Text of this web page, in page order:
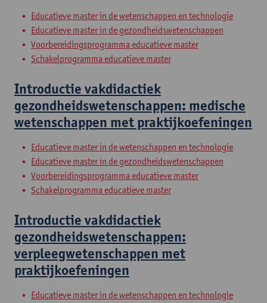
Educatieve master in de wetenschappen en technologie
Educatieve master in de gezondheidswetenschappen
Voorbereidingsprogramma educatieve master
Schakelprogramma educatieve master
Introductie vakdidactiek
gezondheidswetenschappen: medische
wetenschappen met praktijkoefeningen
Educatieve master in de wetenschappen en technologie
Educatieve master in de gezondheidswetenschappen
Voorbereidingsprogramma educatieve master
Schakelprogramma educatieve master
Introductie vakdidactiek
gezondheidswetenschappen:
verpleegwetenschappen met
praktijkoefeningen
Educatieve master in de wetenschappen en technologie